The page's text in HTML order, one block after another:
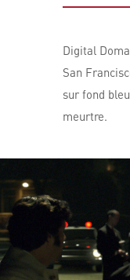
Digital
San
sur fond
meurtre.